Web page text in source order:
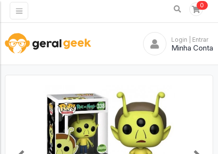
0
Login | Entrar
Minha Conta